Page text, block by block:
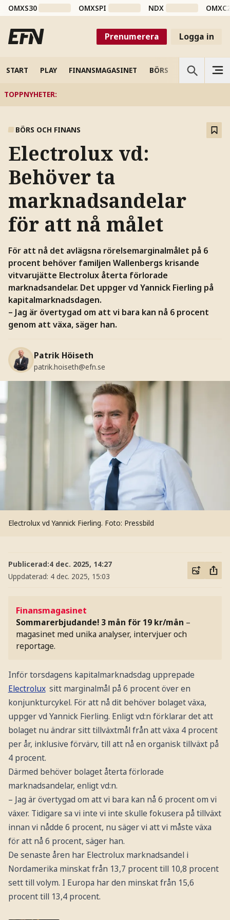
OMXS30 OMXSPI NDX
Prenumerera Logga in
START PLAY FINANSMAGASINET BÖRS VETENSKAP
TOPPNYHETER:
BÖRS OCH FINANS
Electrolux vd:
Behöver ta
marknadsandelar
för att nå målet
För att nå det avlägsna rörelsemarginalmålet på 6
procent behöver familjen Wallenbergs krisande
vitvarujätte Electrolux återta förlorade
marknadsandelar. Det uppger vd Yannick Fierling på
kapitalmarknadsdagen.
– Jag är övertygad om att vi bara kan nå 6 procent
genom att växa, säger han.
Patrik Höiseth
patrik.hoiseth@efn.se
Electrolux vd Yannick Fierling. Foto: Pressbild
Publicerad:4 dec. 2025, 14:27
Uppdaterad: 4 dec. 2025, 15:03
Finansmagasinet
Sommarerbjudande! 3 mån för 19 kr/mån –
magasinet med unika analyser, intervjuer och
reportage.
Inför torsdagens kapitalmarknadsdag upprepade
Electrolux sitt marginalmål på 6 procent över en
konjunkturcykel. För att nå dit behöver bolaget växa,
uppger vd Yannick Fierling. Enligt vd:n förklarar det att
bolaget nu ändrar sitt tillväxtmål från att växa 4 procent
per år, inklusive förvärv, till att nå en organisk tillväxt på
4 procent.
Därmed behöver bolaget återta förlorade
marknadsandelar, enligt vd:n.
– Jag är övertygad om att vi bara kan nå 6 procent om vi
växer. Tidigare sa vi inte vi inte skulle fokusera på tillväxt
innan vi nådde 6 procent, nu säger vi att vi måste växa
för att nå 6 procent, säger han.
De senaste åren har Electrolux marknadsandel i
Nordamerika minskat från 13,7 procent till 10,8 procent
sett till volym. I Europa har den minskat från 15,6
procent till 13,4 procent.